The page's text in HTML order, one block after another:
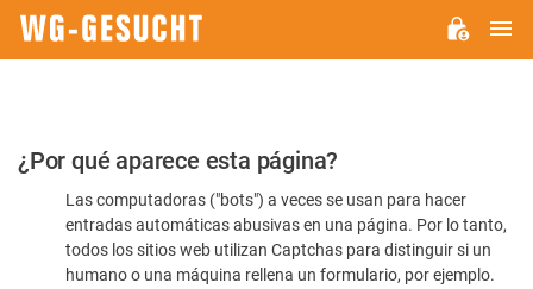
Por
favor,
confirme
¿Por qué aparece esta página?
Las computadoras ("bots") a veces se usan para hacer
entradas automáticas abusivas en una página. Por lo tanto,
todos los sitios web utilizan Captchas para distinguir si un
humano o una máquina rellena un formulario, por ejemplo.